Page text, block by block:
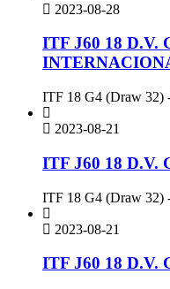
2023-08-28
ITF J60 18 D.V.
ITF 18 G4 (Draw
2023-08-21
ITF J60 18 D.V.
ITF 18 G4 (Draw
2023-08-21
ITF J60 18 D.V.